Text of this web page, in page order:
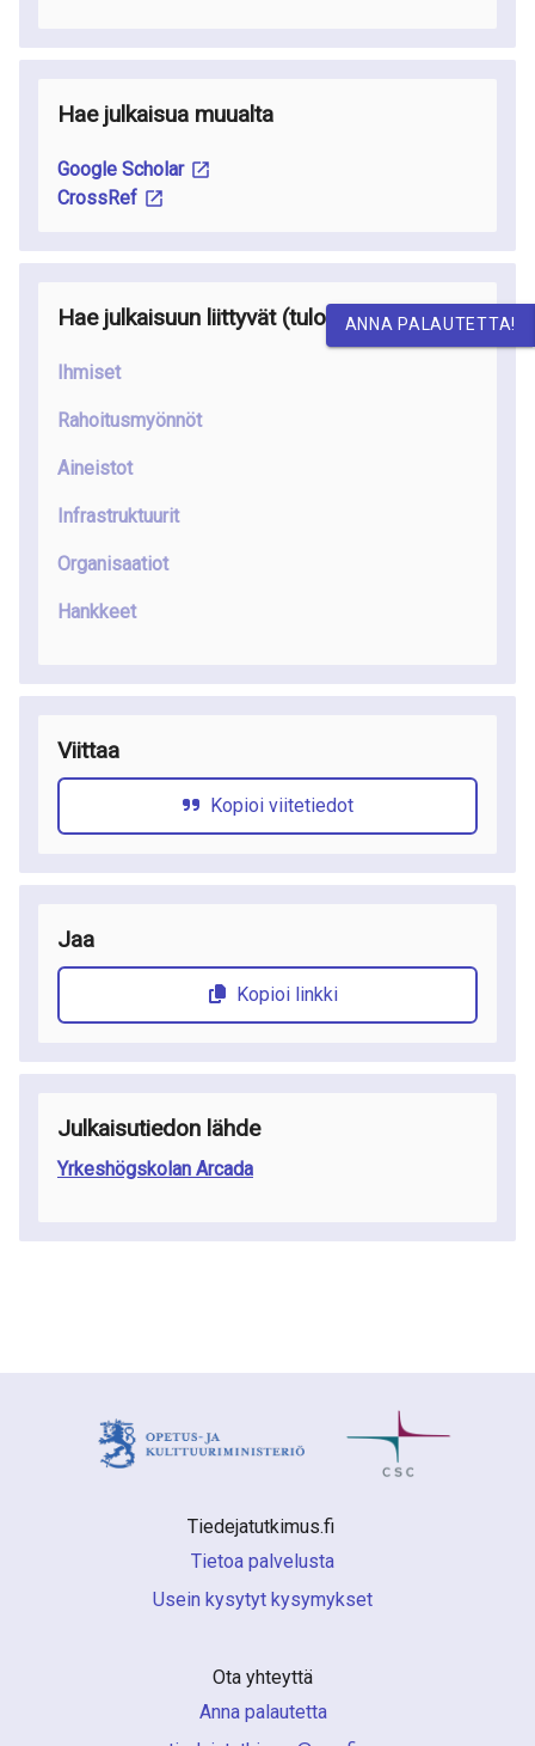
Hae julkaisua muualta
Google Scholar
CrossRef
Hae julkaisuun liittyvät(tulossa)
Ihmiset
Rahoitusmyönnöt
Aineistot
Infrastruktuurit
Organisaatiot
Hankkeet
Viittaa
Kopioi viitetiedot
Jaa
Kopioi linkki
Julkaisutiedon lähde
Yrkeshögskolan Arcada
Tiedejatutkimus.fi
Tietoa palvelusta
Usein kysytyt kysymykset
Ota yhteyttä
Anna palautetta
ANNA PALAUTETTA!